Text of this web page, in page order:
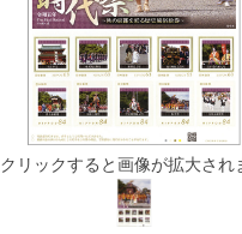
クリックすると画像が拡大され